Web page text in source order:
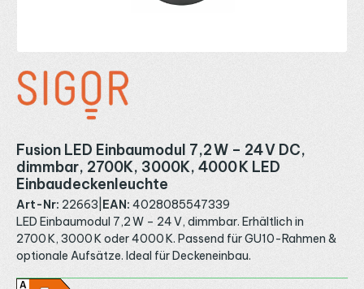
Fusion LED Einbaumodul 7,2 W – 24 V DC,
dimmbar, 2700K, 3000K, 4000 K LED
Einbaudeckenleuchte
Art-Nr: 22663 EAN: 4028085547339
LED Einbaumodul 7,2 W – 24 V, dimmbar. Erhältlich in
2700 K, 3000 K oder 4000 K. Passend für GU10-Rahmen &
optionale Aufsätze. Ideal für Deckeneinbau.